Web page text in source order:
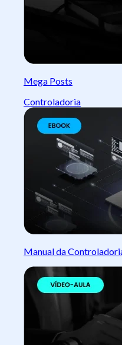
Mega Posts
Controladoria
Manual da